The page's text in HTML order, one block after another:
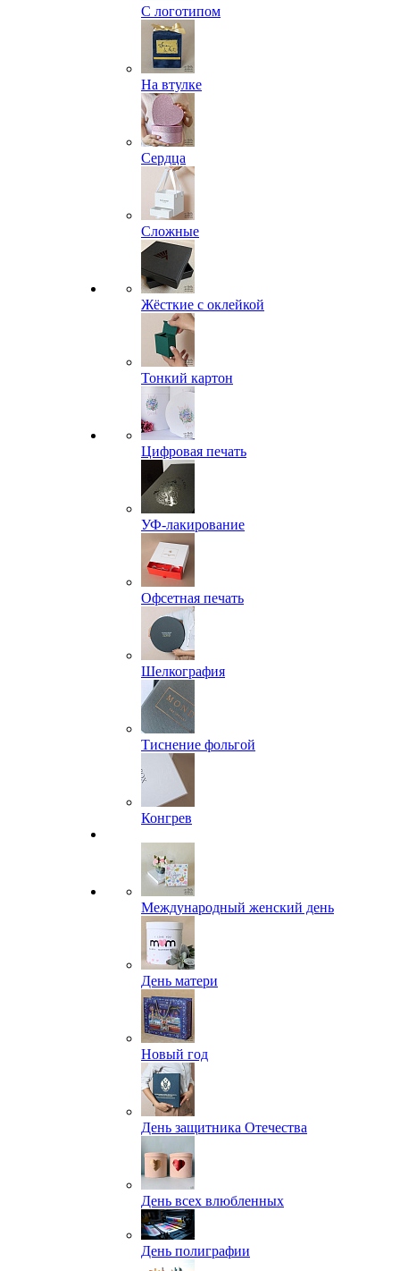
С логотипом
На втулке
Сердца
Сложные
Жёсткие с оклейкой
Тонкий картон
Цифровая печать
УФ-лакирование
Офсетная печать
Шелкография
Тиснение фольгой
Конгрев
Международный женский день
День матери
Новый год
День защитника Отечества
День всех влюбленных
День полиграфии